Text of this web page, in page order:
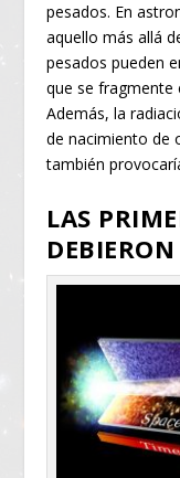
pesados. En
aquello más allá
pesados pueden
que se fragmente
Además, la
de nacimiento de
también
LAS